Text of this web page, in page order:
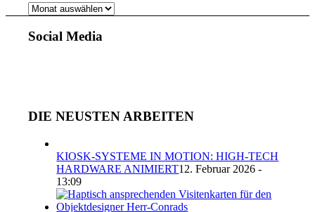
AUS
UNSEREM
ARCHIV
Social Media
DIE NEUSTEN ARBEITEN
KIOSK-SYSTEME IN MOTION: HIGH-TECH
HARDWARE ANIMIERT12. Februar 2026 -
13:09